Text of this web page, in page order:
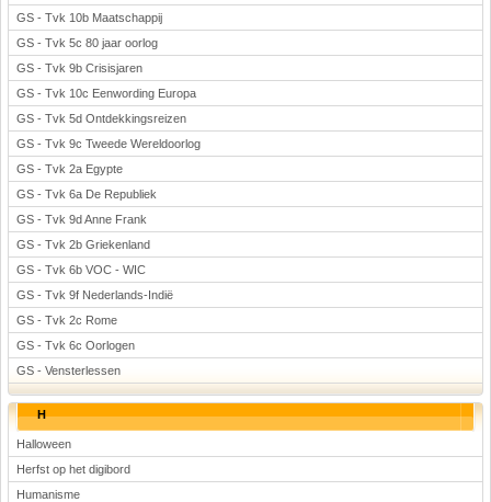
GS - Tvk 10b Maatschappij
GS - Tvk 5c 80 jaar oorlog
GS - Tvk 9b Crisisjaren
GS - Tvk 10c Eenwording Europa
GS - Tvk 5d Ontdekkingsreizen
GS - Tvk 9c Tweede Wereldoorlog
GS - Tvk 2a Egypte
GS - Tvk 6a De Republiek
GS - Tvk 9d Anne Frank
GS - Tvk 2b Griekenland
GS - Tvk 6b VOC - WIC
GS - Tvk 9f Nederlands-Indië
GS - Tvk 2c Rome
GS - Tvk 6c Oorlogen
GS - Vensterlessen
H
Halloween
Herfst op het digibord
Humanisme